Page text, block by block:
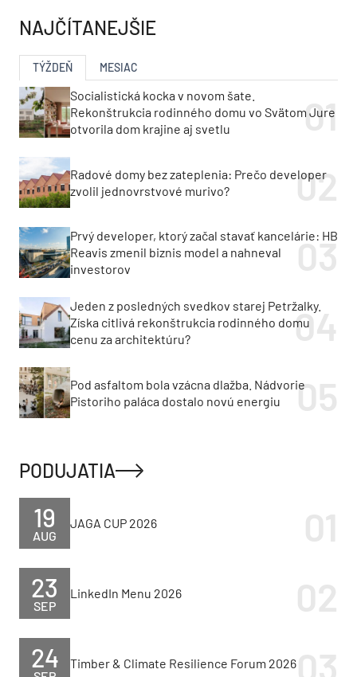
NAJČÍTANEJŠIE
TÝŽDEŇ MESIAC
Socialistická kocka v novom šate.
Rekonštrukcia rodinného domu vo Svätom Jure
otvorila dom krajine aj svetlu
Radové domy bez zateplenia: Prečo developer
zvolil jednovrstvové murivo?
Prvý developer, ktorý začal stavať kancelárie: HB
Reavis zmenil biznis model a nahneval
investorov
Jeden z posledných svedkov starej Petržalky.
Získa citlivá rekonštrukcia rodinného domu
cenu za architektúru?
Pod asfaltom bola vzácna dlažba. Nádvorie
Pistoriho paláca dostalo novú energiu
PODUJATIA
AUG
19 JAGA CUP 2026
SEP
23 LinkedIn Menu 2026
24 Timber & Climate Resilience Forum 2026